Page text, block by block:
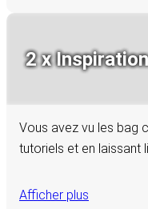
2 x
Vous avez vu les bag
tutoriels et en laissant
Afficher plus